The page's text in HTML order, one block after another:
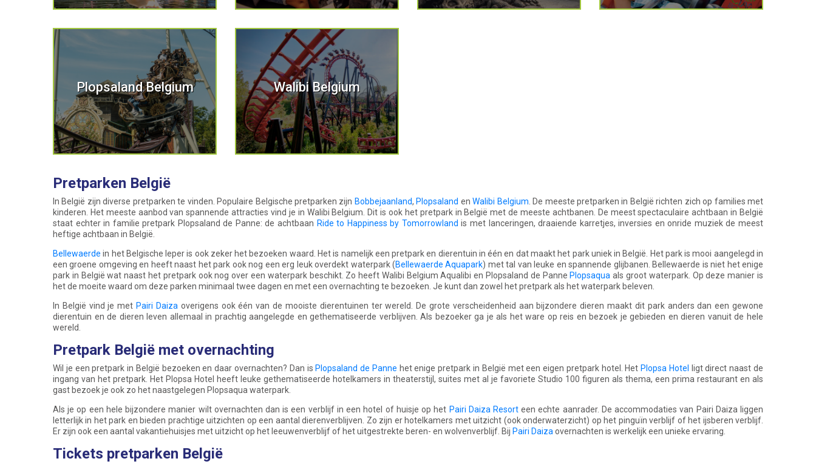
Plopsaland Belgium Walibi Belgium
Pretparken België
In België zijn diverse pretparken te vinden. Populaire Belgische pretparken zijn Bobbejaanland, Plopsaland enWalibi Belgium . De meeste pretparken in België richten zich op families met
kinderen. Het meeste aanbod van spannende attracties vind je in Walibi Belgium. Dit is ook het pretpark in België met de meeste achtbanen. De meest spectaculaire achtbaan in België
staat echter in familie pretpark Plopsaland de Panne: de achtbaan Ride to Happiness by Tomorrowland is met lanceringen, draaiende karretjes, inversies en onride muziek de meest
heftige achtbaan in België.
Bellewaerde in het Belgische Ieper is ook zeker het bezoeken waard. Het is namelijk een pretpark en dierentuin in één en dat maakt het park uniek in België. Het park is mooi aangelegd in
een groene omgeving en heeft naast het park ook nog een erg leuk overdekt waterpark (Bellewaerde Aquapark) met tal van leuke en spannende glijbanen. Bellewaerde is niet het enige
park in België wat naast het pretpark ook nog over een waterpark beschikt. Zo heeft Walibi Belgium Aqualibi en Plopsaland de Panne Plopsaqua als groot waterpark. Op deze manier is
het de moeite waard om deze parken minimaal twee dagen en met een overnachting te bezoeken. Je kunt dan zowel het pretpark als het waterpark beleven.
In België vind je met Pairi Daiza overigens ook één van de mooiste dierentuinen ter wereld. De grote verscheidenheid aan bijzondere dieren maakt dit park anders dan een gewone
dierentuin en de dieren leven allemaal in prachtig aangelegde en gethematiseerde verblijven. Als bezoeker ga je als het ware op reis en bezoek je gebieden en dieren vanuit de hele
wereld.
Pretpark België met overnachting
Wil je een pretpark in België bezoeken en daar overnachten? Dan is Plopsaland de Panne het enige pretpark in België met een eigen pretpark hotel. Het Plopsa Hotel
ligt direct naast de
ingang van het pretpark. Het Plopsa Hotel heeft leuke gethematiseerde hotelkamers in theaterstijl, suites met al je favoriete Studio 100 figuren als thema, een prima restaurant en als
gast bezoek je ook zo het naastgelegen Plopsaqua waterpark.
Als je op een hele bijzondere manier wilt overnachten dan is een verblijf in een hotel of huisje op het Pairi Daiza Resorteen echte aanrader. De accommodaties van Pairi Daiza liggen
letterlijk in het park en bieden prachtige uitzichten op een aantal dierenverblijven. Zo zijn er hotelkamers met uitzicht (ook onderwaterzicht) op het pinguïn verblijf of het ijsberen verblijf.
Er zijn ook een aantal vakantiehuisjes met uitzicht op het leeuwenverblijf of het uitgestrekte beren- en wolvenverblijf. Bij Pairi Daiza overnachten is werkelijk een unieke ervaring.
Tickets pretparken België